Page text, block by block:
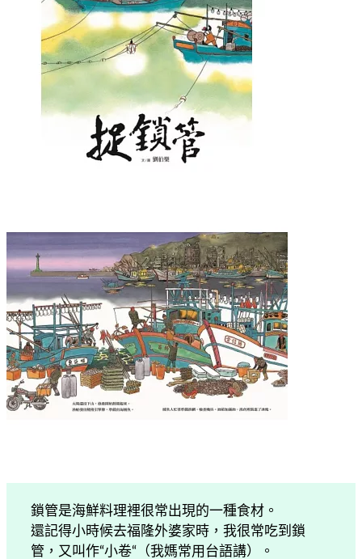
鎖管是海鮮料理裡很常出現的一種食材。
還記得小時候去福隆外婆家時，我很常吃到鎖
管，又叫作“小卷“（我媽常用台語講）。